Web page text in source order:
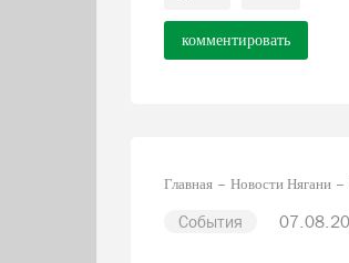
комментировать
Главная Новости Нягани
События